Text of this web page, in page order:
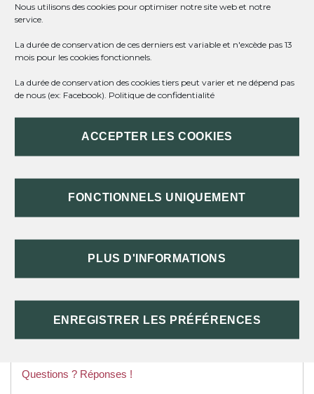
Nous utilisons des cookies pour optimiser notre site web et notre
service.
La durée de conservation de ces derniers est variable et n'excède pas 13
mois pour les cookies fonctionnels.
La durée de conservation des cookies tiers peut varier et ne dépend pas
de nous (ex: Facebook). Politique de confidentialité
ACCEPTER LES COOKIES
FONCTIONNELS UNIQUEMENT
PLUS D'INFORMATIONS
ENREGISTRER LES PRÉFÉRENCES
DE QUOI S'AGIT-IL ?
ÉTABLISSEMENT
SANCTION EN L'ABSENCE DE
DÉCLARATION
TEXTES DE RÉFÉRENCE
SERVICES EN LIGNE ET FORMULAIRES
Questions ? Réponses !